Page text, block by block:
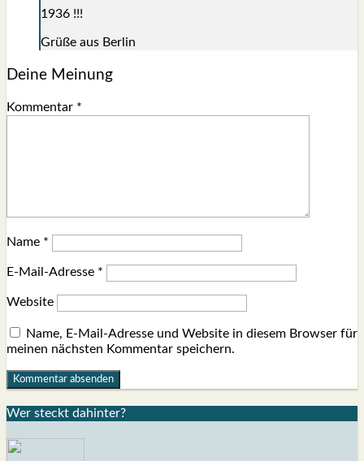
1936 !!!
Grü­ße aus Ber­lin
Deine Meinung
Kommentar *
Name *
E-Mail-Adresse *
Website
Name, E-Mail-Adresse und Website in diesem Browser für
meinen nächsten Kommentar speichern.
Wer steckt dahin­ter?